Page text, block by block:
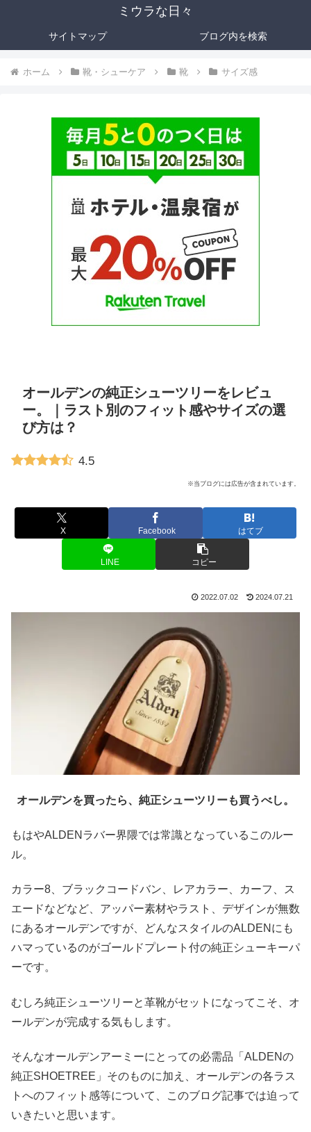
ミウラな日々
サイトマップ ブログ内を検索
ホーム 靴・シューケア 靴 サイズ感
オールデンの純正シューツリーをレビュ
ー。｜ラスト別のフィット感やサイズの選
び方は？
4.5
※当ブログには広告が含まれています。
X Facebook はてブ
LINE コピー
2022.07.02 2024.07.21
オールデンを買ったら、純正シューツリーも買うべし。
もはやALDENラバー界隈では常識となっているこのルー
ル。
カラー8、ブラックコードバン、レアカラー、カーフ、ス
エードなどなど、アッパー素材やラスト、デザインが無数
にあるオールデンですが、どんなスタイルのALDENにも
ハマっているのがゴールドプレート付の純正シューキーパ
ーです。
むしろ純正シューツリーと革靴がセットになってこそ、オ
ールデンが完成する気もします。
そんなオールデンアーミーにとっての必需品「ALDENの
純正SHOETREE」そのものに加え、オールデンの各ラス
トへのフィット感等について、このブログ記事では迫って
いきたいと思います。